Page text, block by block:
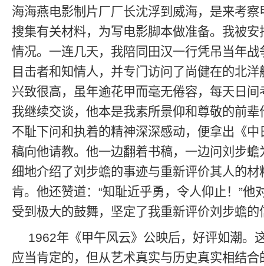
海海燕电影制片厂厂长沈浮到威海，是来考
搜集有关材料，为写电影脚本做准备。我被
情况。一连几天，我陪同田汉一行凭吊当年
目击者和知情人，并专门访问了尚健在的北
兴致很高，虽年逾花甲而毫无倦容，每天日
我继续交谈，他本是我素所景仰和尊敬的前
不耻下问和执着的精神深深感动，便拿出《
稿向他请教。他一边翻着书稿，一边问刘步
细地介绍了刘步蟾的事迹与重新评价其人的
肯。他还赞道：“知耻近乎勇，令人仰止！”他
受到极大的鼓舞，坚定了我重新评价刘步蟾的
1962年《甲午风云》公映后，好评如潮。
应当肯定的，但从艺术真实与历史真实相结